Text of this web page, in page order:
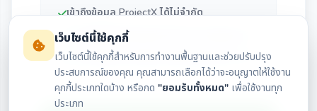
เข้าถึงข้อมูล ProjectX ได้ไม่จำกัด
กราฟเปรียบเทียบผลประกอบการรายไตรมาส
ตารางสรุปงบการเงินและปันผลย้อนหลัง 15 ปี
เว็บไซต์นี้ใช้คุกกี้
เว็บไซต์นี้ใช้คุกกี้สำหรับการทำงานพื้นฐานและช่วยปรับปรุง
ประสบการณ์ของคุณ คุณสามารถเลือกได้ว่าจะอนุญาตให้ใช้งาน
คุกกี้ประเภทใดบ้าง หรือกด "ยอมรับทั้งหมด" เพื่อใช้งานทุก
ประเภท